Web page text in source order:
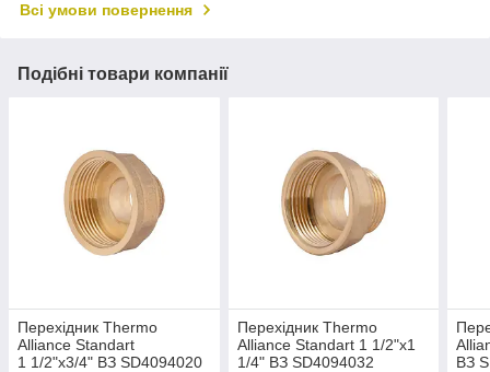
Всі умови повернення
Подібні товари компанії
Перехідник Thermo
Alliance Standart
1 1/2"х3/4" ВЗ SD4094020
Перехідник Thermo
Alliance Standart 1 1/2"х1
1/4" ВЗ SD4094032
ВЗ